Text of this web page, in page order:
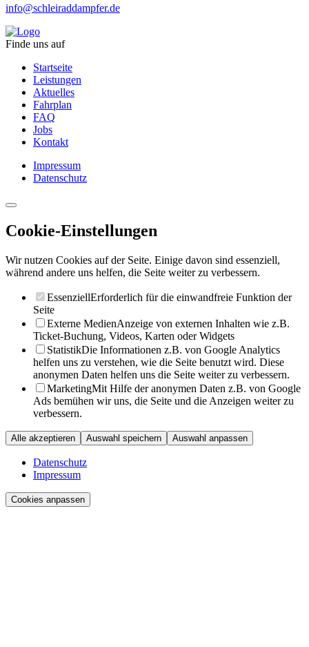
info@schleiraddampfer.de
Finde uns auf
Startseite
Leistungen
Aktuelles
Fahrplan
FAQ
Jobs
Kontakt
Impressum
Datenschutz
Cookie-Einstellungen
Wir nutzen Cookies auf der Seite. Einige davon sind essenziell,
während andere uns helfen, die Seite weiter zu verbessern.
EssenziellErforderlich für die einwandfreie Funktion der
Seite
Externe MedienAnzeige von externen Inhalten wie z.B.
Ticket-Buchung, Videos, Karten oder Widgets
StatistikDie Informationen z.B. von Google Analytics
helfen uns zu verstehen, wie die Seite benutzt wird. Diese
anonymen Daten helfen uns die Seite weiter zu verbessern.
MarketingMit Hilfe der anonymen Daten z.B. von Google
Ads bemühen wir uns, die Seite und die Anzeigen weiter zu
verbessern.
Alle akzeptieren Auswahl speichern Auswahl anpassen
Datenschutz
Impressum
Cookies anpassen